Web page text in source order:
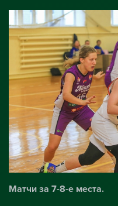
Матчи за 7-8-е места.